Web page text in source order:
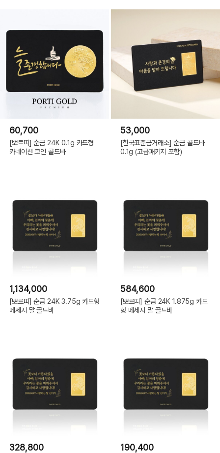
60,700
[뽀르띠] 순금 24K 0.1g 카드형
카네이션 코인 골드바
53,000
[한국표준금거래소] 순금 골드바
0.1g (고급패키지 포함)
1,134,000
[뽀르띠] 순금 24K 3.75g 카드형
메세지 말 골드바
584,600
[뽀르띠] 순금 24K 1.875g 카드
형 메세지 말 골드바
328,800 190,400